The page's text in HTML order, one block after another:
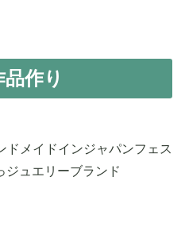
作り
ドメイドインジャパンフェス
ジュエリーブランド